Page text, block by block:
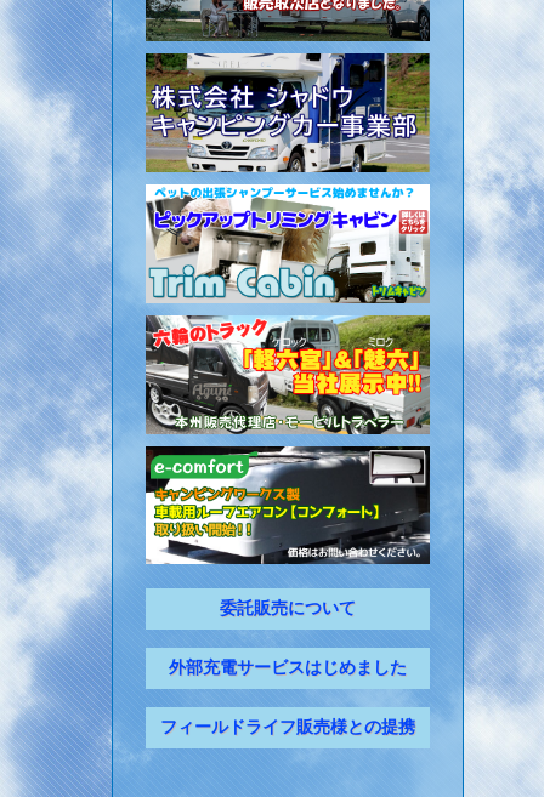
委託販売について
外部充電サービスはじめました
フィールドライフ販売様との提携